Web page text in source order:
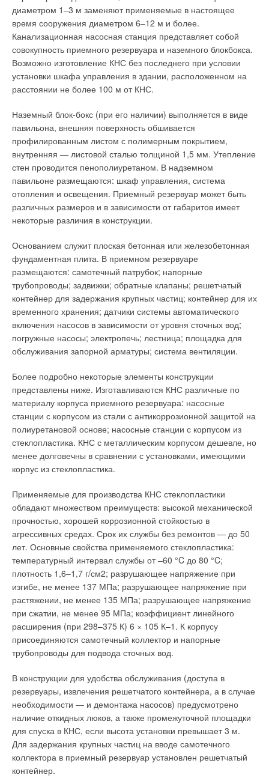
диаметром 1–3 м заменяют применяемые в настоящее
время сооружения диаметром 6–12 м и более.
Канализационная насосная станция представляет собой
совокупность приемного резервуара и наземного блокбокса.
Возможно изготовление КНС без последнего при условии
установки шкафа управления в здании, расположенном на
расстоянии не более 100 м от КНС.
Наземный блок-бокс (при его наличии) выполняется в виде
павильона, внешняя поверхность обшивается
профилированным листом с полимерным покрытием,
внутренняя — листовой сталью толщиной 1,5 мм. Утепление
стен проводится пенополиуретаном. В надземном
павильоне размещаются: шкаф управления, система
отопления и освещения. Приемный резервуар может быть
различных размеров и в зависимости от габаритов имеет
некоторые различия в конструкции.
Основанием служит плоская бетонная или железобетонная
фундаментная плита. В приемном резервуаре
размещаются: самотечный патрубок; напорные
трубопроводы; задвижки; обратные клапаны; решетчатый
контейнер для задержания крупных частиц; контейнер для их
временного хранения; датчики системы автоматического
включения насосов в зависимости от уровня сточных вод;
погружные насосы; электропечь; лестница; площадка для
обслуживания запорной арматуры; система вентиляции.
Более подробно некоторые элементы конструкции
представлены ниже. Изготавливаются КНС различные по
материалу корпуса приемного резервуара: насосные
станции с корпусом из стали с антикоррозионной защитой на
полиуретановой основе; насосные станции с корпусом из
стеклопластика. КНС с металлическим корпусом дешевле, но
менее долговечны в сравнении с установками, имеющими
корпус из стеклопластика.
Применяемые для производства КНС стеклопластики
обладают множеством преимуществ: высокой механической
прочностью, хорошей коррозионной стойкостью в
агрессивных средах. Срок их службы без ремонтов — до 50
лет. Основные свойства применяемого стеклопластика:
температурный интервал службы от –60 °C до 80 °C;
плотность 1,6–1,7 г/см2; разрушающее напряжение при
изгибе, не менее 137 МПа; разрушающее напряжение при
растяжении, не менее 135 МПа; разрушающее напряжение
при сжатии, не менее 95 МПа; коэффициент линейного
расширения (при 298–375 К) 6 × 105 К–1. К корпусу
присоединяются самотечный коллектор и напорные
трубопроводы для подвода сточных вод.
В конструкции для удобства обслуживания (доступа в
резервуары, извлечения решетчатого контейнера, а в случае
необходимости — и демонтажа насосов) предусмотрено
наличие откидных люков, а также промежуточной площадки
для спуска в КНС, если высота установки превышает 3 м.
Для задержания крупных частиц на вводе самотечного
коллектора в приемный резервуар установлен решетчатый
контейнер.
строительство магистральных теплосетей и 60 млн франков
— на строительство распределительных сетей (включая
затраты на подключение домов и монтаж узлов учета
тепловой энергии).
Каждая из восьми коммун в границах своей территории вела
строительство распределительных тепловых сетей (от
дальнейшем начала их эксплуатацию. В 1985 году было
принято решение о расширении зоны действия системы ЦТ
за счет строительства распределительных тепловых сетей в
трех новых муниципалитетах. Таким образом, с 1985 года
теплоснабжающая компания Refuna стала осуществлять
теплоснабжение 11 населенных пунктов.
В ходе планово-предупредительного ремонта (ППР) на АЭС
«Безнау» летом 1983 года на одной из двух
проведены соответствующие работы по обеспечению
возможности нерегулируемого отбора пара из нее (между
ступенями высокого и низкого давления). В машинном зале
был установлен кожухотрубный теплообменный аппарат для
нагрева сетевой воды в системе ЦТ паром из отбора.
Монтаж еще одного теплообменника на первом энергоблоке,
который абсолютно идентичен второму блоку и имеет две
конденсационные турбины такой же мощностью, был
позволила производить отбор пара (температурой 122/128
°C и давлением 0,22/0,28 МПа соответственно) от одной из
двух турбин каждого энергоблока АЭС «Безнау».
Данная схема позволяет обеспечивать бесперебойное
теплоснабжение потребителей даже при проведении
планового обследования одного из двух энергоблоков (эти
обследования с 1994 года проводятся один раз в полтора
энергоблоках одновременно, нагрузка «перебрасывается»
на существующие пиково-резервные котельные на жидком
органическом топливе, общей установленной мощностью 66
МВт, покрывающие до 80 % тепловой нагрузки в пиковом
режиме (по состоянию на 1998 год, такая ситуация
случалась лишь однажды и длилась всего несколько часов).
В ноябре 1990 года на блоке «Безнау-1» был смонтирован
еще один теплообменник, более эффективный, в котором
нагрев паром сетевой воды производился по
двухступенчатой схеме, что позволяет снижать
недовыработку электроэнергии на тепловом потреблении: на
первой ступени идет нагрев сетевой воды паром из турбины
она подогревается до температуры 125 °C паром из турбины
высокого давления.
Кроме этого, ввод теплообменника обеспечил возможность
покрытия возрастающей общей тепловой нагрузки. Нагретая
в теплообменнике сетевая вода поступает в центральную
насосную станцию (ЦНС). Отпуск тепловой энергии от
атомной станции осуществляется по методу
сетей.
Советские ученые полагали, что целесообразно повышать
температуру теплоносителя в подающей магистрали до
200–225 °C. Это позволило бы снизить количество
теплоносителя и, как следствие, уменьшить диаметры
теплопроводов, облегчить их монтаж, сократить затраты на
теплоносителя. В то же время в странах Европы уже
применялись теплоносители с повышенными
температурными параметрами [1]. На сегодняшний день все
больше исследователей сходится во мнении, что
температуру теплоносителя следует понижать [2, 3].
Такая тенденция объясняется сложностью поддержания
температуры подаваемой воды на заданном уровне, а
температурный график в 150/70 °C на сегодняшний день
подающем трубопроводе труднодостижима. Для этого
требуется большое количество топлива (что в современных
условиях довольно расточительно) и идеальное состояние
теплотрасс для сохранения заданной температуры при
транспортировке (надлежащая теплоизоляция, исправная
запорная и регулирующая арматура, теплопроводы).
Высокая температура теплоносителя сегодня избыточна, так
как теплозащитные свойства зданий со временем
герметичными пластиковыми стеклопакетами, что приводит к
значительному сокращению инфильтрации и,
следовательно, уменьшению количества теплоты на нагрев
инфильтрующегося воздуха и воздуха приточной
вентиляции, поступающего в помещение при
проветривании.
В связи с этим, чтобы снизить тепловой поток, современные
отопительных приборов, хотя, по условиям комфортности,
длина отопительного прибора должна быть соразмерна
ширине окна. Радиатор, состоящий из трех-четырех секций,
не может обеспечить это соотношение, тепловой поток
распределяется не равномерно в объеме помещения и не
может перекрыть холодные потоки воздуха, поступающие
извне через оконные рамы и при проветривании [3].
Переход на пониженный график теплоснабжения позволяет
устранить большую часть из вышеуказанных проблем.
Основное преимущество низкотемпературных систем —
низкие тепловые потери через изоляцию благодаря
уменьшению разности температур наружного воздуха и
использованием общепринятых методик [1, 4], потери
теплоносителя с температурой 70 °C через
неизолированный теплопровод на 44– 52 % ниже, чем
потери того же количества теплоносителя с температурой
150 °C через теплопровод с соответствующим диаметром.
Такое снижение теплопотерь позволяет существенно
сэкономить капиталовложения. При использовании